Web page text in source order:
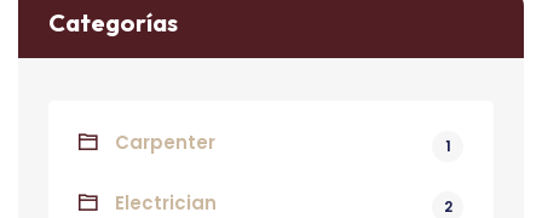
Categorías
Carpenter 1
Electrician 2